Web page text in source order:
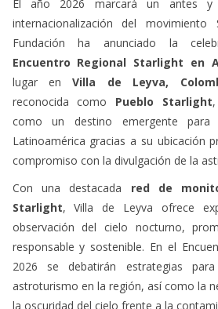
El año 2026 marcará un antes y
internacionalización del
Encuentro Regional Starlight en
lugar en
Villa de Leyva,
Pueblo Starlight
como un destino emergente para
Latinoamérica gracias a su ubicación
compromiso con la divulgación de la
Starlight , Villa de Leyva ofrece
observación del cielo nocturno,
responsable y sostenible. En el
2026 se debatirán estrategias
astroturismo en la región, así como la